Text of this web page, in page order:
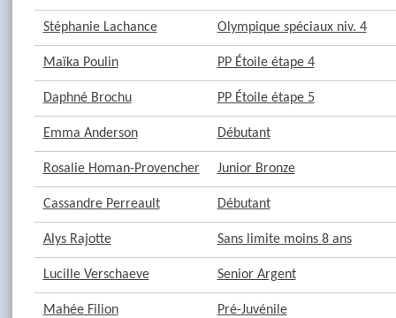
Stéphanie Lachance Olympique spéciaux niv. 4
Maïka Poulin PP Étoile étape 4
Daphné Brochu PP Étoile étape 5
Emma Anderson Débutant
Rosalie Homan-Provencher Junior Bronze
Cassandre Perreault Débutant
Alys Rajotte Sans limite moins 8 ans
Lucille Verschaeve Senior Argent
Mahée Filion Pré-Juvénile